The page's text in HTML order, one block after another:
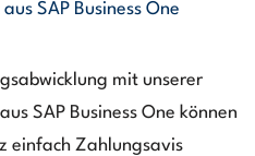
SAP Business One
mit unserer
SAP Business One können
einfach Zahlungsavis